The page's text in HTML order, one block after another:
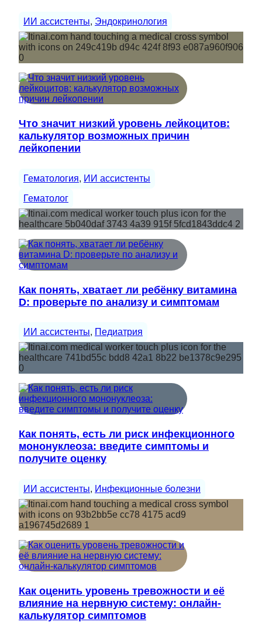
ИИ ассистенты, Эндокринология
Что значит низкий уровень лейкоцитов:
калькулятор возможных причин
лейкопении
Гематология, ИИ ассистенты
Гематолог
Как понять, хватает ли ребёнку витамина
D: проверьте по анализу и симптомам
ИИ ассистенты, Педиатрия
Как понять, есть ли риск инфекционного
мононуклеоза: введите симптомы и
получите оценку
ИИ ассистенты, Инфекционные болезни
Как оценить уровень тревожности и её
влияние на нервную систему: онлайн-
калькулятор симптомов